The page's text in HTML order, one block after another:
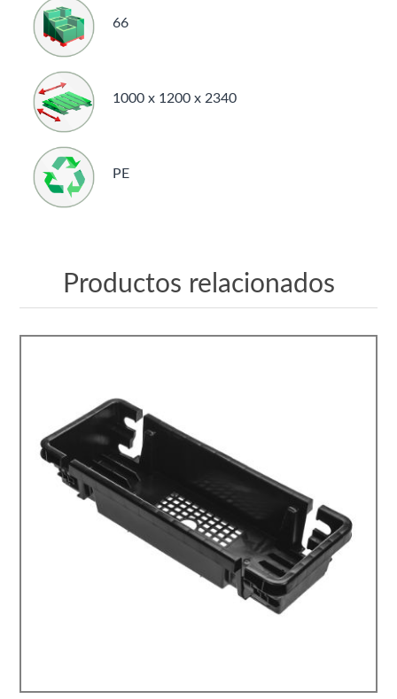
66
1000 x 1200 x 2340
PE
Productos relacionados